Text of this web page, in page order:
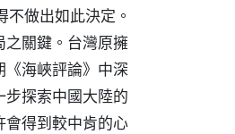
做出如此決定。
之關鍵。台灣原擁
《海峽評論》中深
探索中國大陸的
會得到較中肯的心